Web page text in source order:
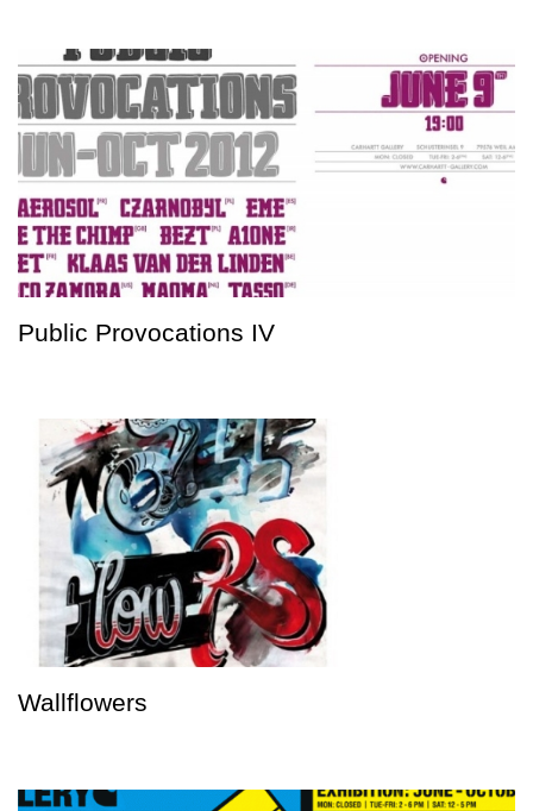
Public Provocations IV
Wallflowers